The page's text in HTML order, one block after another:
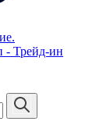
- Трейд-ин